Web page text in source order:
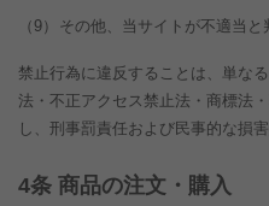
（9）
その他、当サイトが不適当と
禁止行為に違反することは、単な
法・不正アクセス禁止法・商標法
し、刑事罰責任および民事的な損
条 商品の注文・購入